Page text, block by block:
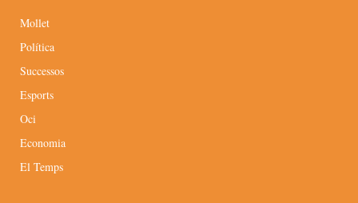
Mollet
Política
Successos
Esports
Oci
Economia
El Temps